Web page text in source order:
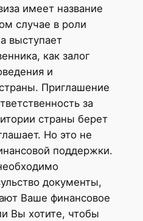
имеет название
случае в роли
выступает
как залог
и
Приглашение
за
страны берет
Но это не
поддержки.
документы,
Ваше финансовое
Вы хотите, чтобы